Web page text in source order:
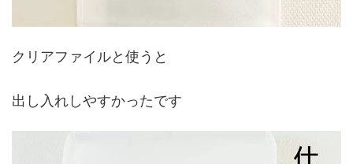
クリアファイルと使うと
出し入れしやすかったです